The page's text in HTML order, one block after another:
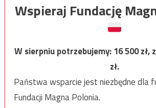
Wspieraj Fundację
W sierpniu potrzebujemy:16 500zł,
zł.
Państwa wsparcie jest niezbędne dla
Fundacji Magna Polonia.